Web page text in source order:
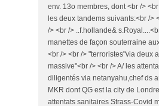
env. 13o membres, dont <br />
les deux tandems suivants:<br />
/> <br /> ..f.hollande&
manettes de façon souterraine
<br /> <br /> "terroristes"via deux
massive"<br /> <br /> A/ les
diligentés via netanyahu,chef ds
MKR dont QG est la city de
attentats sanitaires Strass-Covid